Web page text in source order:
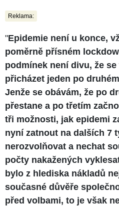
Reklama:
"Epidemie není u konce,
poměrně přísném
podmínek není divu, že
přicházet jeden po
Jenže se obávám, že po
přestane a po třetím
tři možnosti, jak epidemi
nyní zatnout na dalších 7
nerozvolňovat a nechat
počty nakažených
bylo z hlediska nákladů
současné důvěře
před volbami, to je však